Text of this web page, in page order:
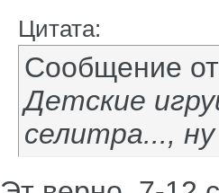
Цитата:
Сообщение
Детские
селитра...,